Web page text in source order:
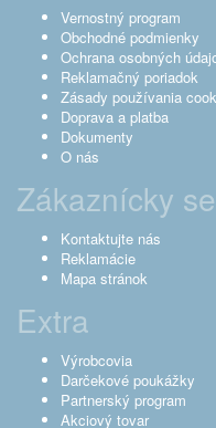
Vernostný program
Obchodné podmienky
Ochrana osobných
Reklamačný poriadok
Zásady používania
Doprava a platba
Dokumenty
O nás
Zákaznícky
Kontaktujte nás
Reklamácie
Mapa stránok
Extra
Výrobcovia
Darčekové poukážky
Partnerský program
Akciový tovar